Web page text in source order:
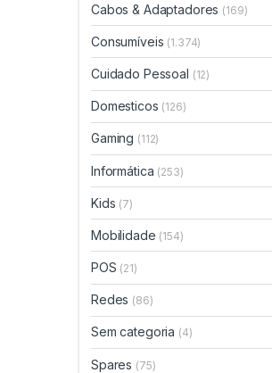
Cabos & Adaptadores (169)
Consumíveis (1.374)
Cuidado Pessoal (12)
Domesticos (126)
Gaming (112)
Informática (253)
Kids (7)
Mobilidade (154)
POS (21)
Redes (86)
Sem categoria (4)
Spares (75)